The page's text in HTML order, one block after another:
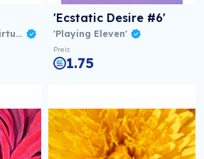
Temple of Dreams: Virtual NFT Exhibition
'Ecstatic Desire #6'
'Playing Eleven'
Preis
1.75